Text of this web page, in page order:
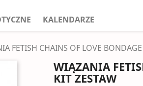
KALENDARZE
FETISH CHAINS OF LOVE
WIĄZANIA
KIT ZESTAW